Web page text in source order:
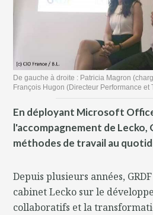
De gauche à droite : Patricia Magron
François Hugon (Directeur Performance et
En déployant Microsoft
l'accompagnement de Lecko,
méthodes de travail au
Depuis plusieurs années,
cabinet Lecko sur le
collaboratifs et la